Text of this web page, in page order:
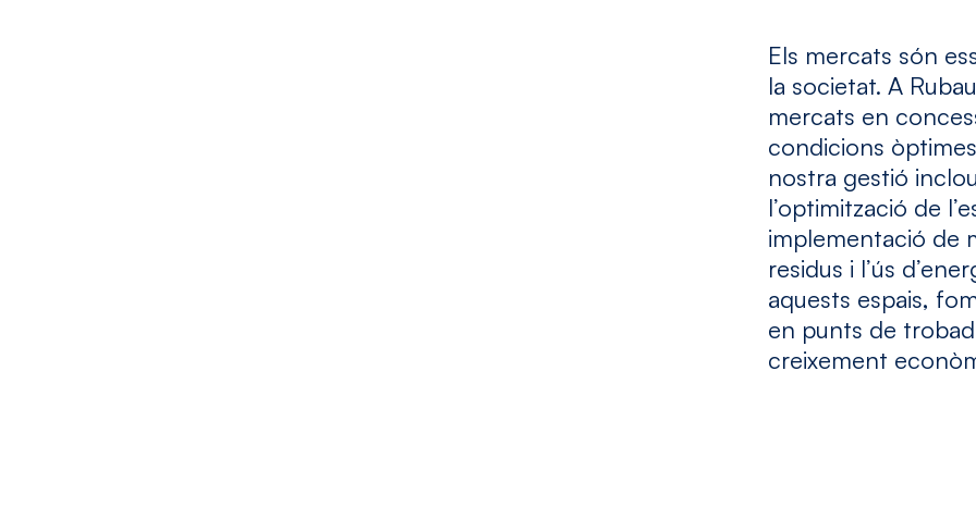
Els mercats són
la societat. A
mercats en
condicions
nostra gestió
l’optimització de
implementació de
residus i l’ús
aquests espais,
en punts de
creixement